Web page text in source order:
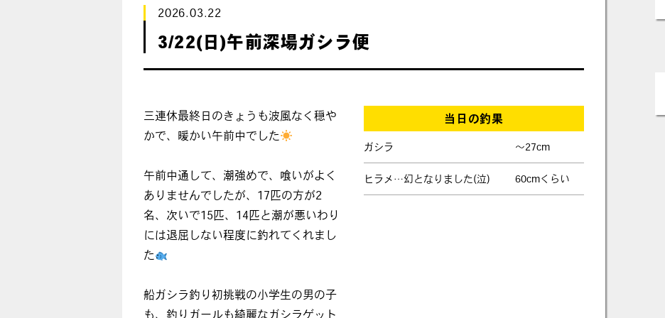
2026.03.22
3/22(日)午前深場ガシラ便
三連休最終日のきょうも波風なく穏や
かで、暖かい午前中でした
午前中通して、潮強めで、喰いがよく
ありませんでしたが、17匹の方が2
名、次いで15匹、14匹と潮が悪いわり
には退屈しない程度に釣れてくれまし
た
船ガシラ釣り初挑戦の小学生の男の子
も、釣りガールも綺麗なガシラゲット
当日の釣果
ガシラ 〜27cm
ヒラメ…幻となりました(泣) 60cmくらい